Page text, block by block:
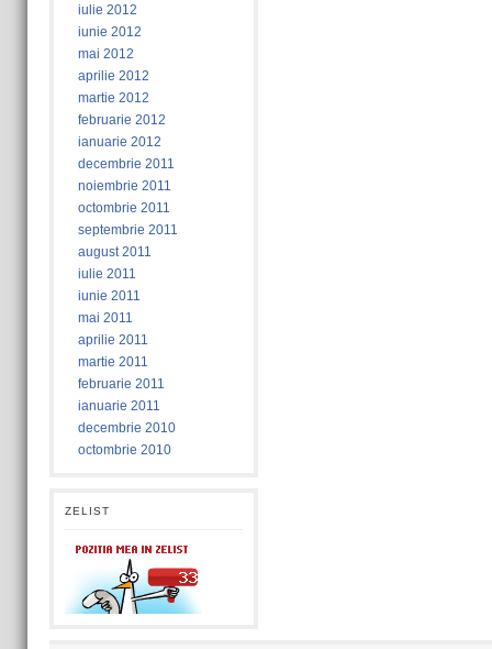
iulie 2012
iunie 2012
mai 2012
aprilie 2012
martie 2012
februarie 2012
ianuarie 2012
decembrie 2011
noiembrie 2011
octombrie 2011
septembrie 2011
august 2011
iulie 2011
iunie 2011
mai 2011
aprilie 2011
martie 2011
februarie 2011
ianuarie 2011
decembrie 2010
octombrie 2010
ZELIST